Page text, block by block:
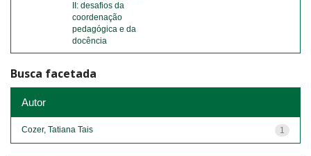
II: desafios da
coordenação
pedagógica e da
docência
Busca facetada
Autor
1
Cozer, Tatiana Tais